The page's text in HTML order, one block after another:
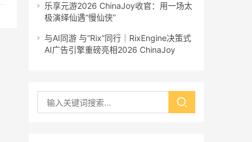
乐享元游2026 ChinaJoy收官：用一场太
极演绎仙遇“慢仙侠”
与AI同游 与“Rix”同行｜RixEngine决策式
AI广告引擎重磅亮相2026 ChinaJoy